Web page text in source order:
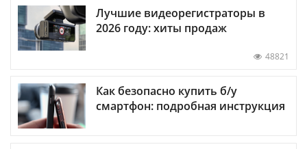
Лучшие видеорегистраторы в
2026 году: хиты продаж
48821
Как безопасно купить б/у
смартфон: подробная инструкция